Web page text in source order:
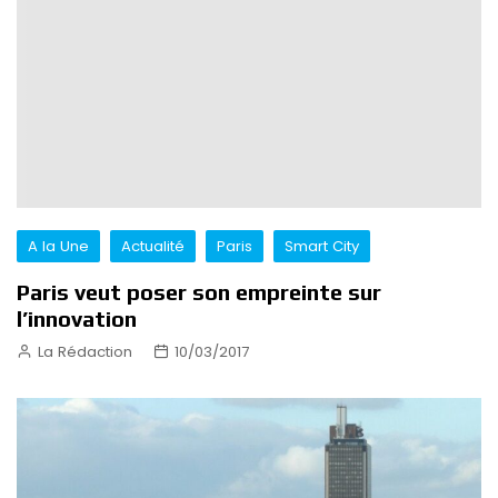
A la Une Actualité Paris Smart City
Paris veut poser son empreinte sur
l’innovation
La Rédaction 10/03/2017